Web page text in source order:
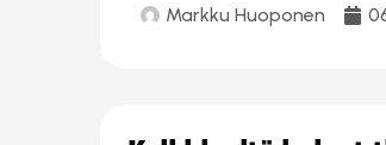
Markku Huoponen